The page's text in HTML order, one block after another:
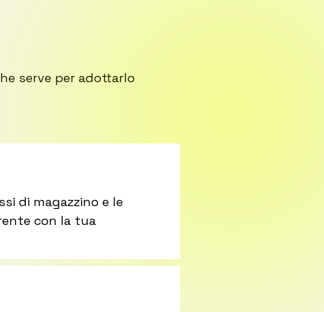
serve per adottarlo
di magazzino e le
con la tua